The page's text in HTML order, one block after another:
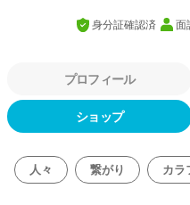
身分証確認済 面
プロフィール
ショップ
人々 繋がり カラ